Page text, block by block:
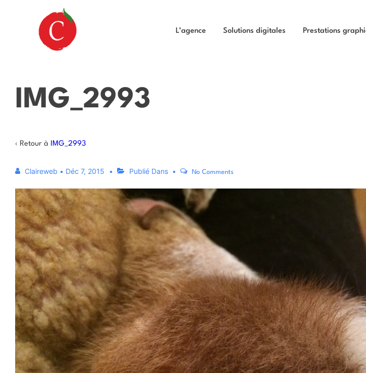
L’agence Solutions digitales Prestations
IMG_2993
‹ Retour à IMG_2993
Claireweb • Déc 7, 2015 Publié Dans No Comments